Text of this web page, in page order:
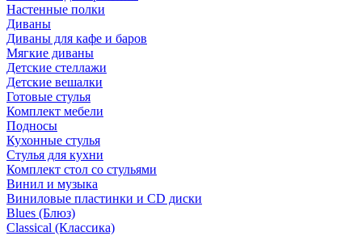
Настенные полки
Диваны
Диваны для кафе и баров
Мягкие диваны
Детские стеллажи
Детские вешалки
Готовые стулья
Комплект мебели
Подносы
Кухонные стулья
Стулья для кухни
Комплект стол со стульями
Винил и музыка
Виниловые пластинки и CD диски
Blues (Блюз)
Classical (Классика)